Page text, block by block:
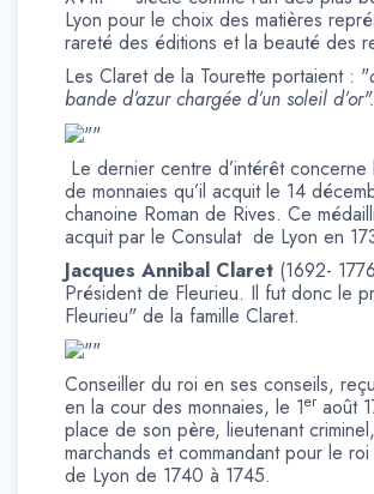
Lyon pour le choix des matières
rareté des éditions et la beauté des
Les Claret de la Tourette portaient : "
bande d’azur chargée d’un soleil d’or".
Le dernier centre d’intérêt concerne
de monnaies qu’il acquit le 14
chanoine Roman de Rives. Ce
acquit par le Consulat de Lyon en
Jacques Annibal Claret (1692-
Président de Fleurieu. Il fut donc le
Fleurieu" de la famille Claret.
Conseiller du roi en ses conseils,
en la cour des monnaies, le 1er août
place de son père, lieutenant
marchands et commandant pour le
de Lyon de 1740 à 1745.